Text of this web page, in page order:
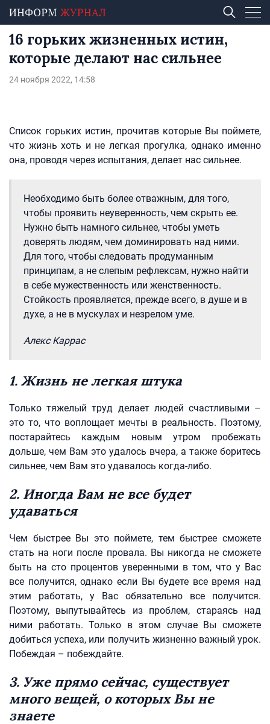
16 горьких жизненных истин,
которые делают нас сильнее
24 ноября 2022, 14:58
Список горьких истин, прочитав которые Вы поймете,
что жизнь хоть и не легкая прогулка, однако именно
она, проводя через испытания, делает нас сильнее.
Необходимо быть более отважным, для того,
чтобы проявить неуверенность, чем скрыть ее.
Нужно быть намного сильнее, чтобы уметь
доверять людям, чем доминировать над ними.
Для того, чтобы следовать продуманным
принципам, а не слепым рефлексам, нужно найти
в себе мужественность или женственность.
Стойкость проявляется, прежде всего, в душе и в
духе, а не в мускулах и незрелом уме.
Алекс Каррас
1. Жизнь не легкая штука
Только тяжелый труд делает людей счастливыми –
это то, что воплощает мечты в реальность. Поэтому,
постарайтесь каждым новым утром пробежать
дольше, чем Вам это удалось вчера, а также боритесь
сильнее, чем Вам это удавалось когда-либо.
2. Иногда Вам не все будет
удаваться
Чем быстрее Вы это поймете, тем быстрее сможете
стать на ноги после провала. Вы никогда не сможете
быть на сто процентов уверенными в том, что у Вас
все получится, однако если Вы будете все время над
этим работать, у Вас обязательно все получится.
Поэтому, выпутывайтесь из проблем, стараясь над
ними работать. Только в этом случае Вы сможете
добиться успеха, или получить жизненно важный урок.
Побеждая – побеждайте.
3. Уже прямо сейчас, существует
много вещей, о которых Вы не
знаете